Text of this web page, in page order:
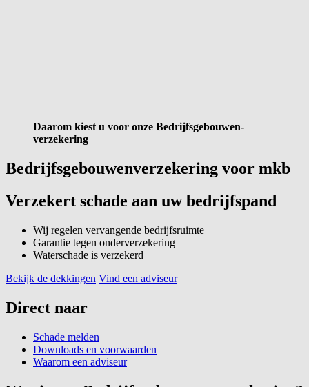
Daarom kiest u voor onze Bedrijfs­gebouwen­
verzekering
Bedrijfsgebouwenverzekering voor mkb
Verzekert schade aan uw bedrijfspand
Wij regelen vervangende bedrijfsruimte
Garantie tegen onderverzekering
Waterschade is verzekerd
Bekijk de dekkingen Vind een adviseur
Direct naar
Schade melden
Downloads en voorwaarden
Waarom een adviseur